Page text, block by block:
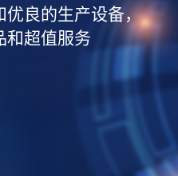
优良的生产设备，
和超值服务